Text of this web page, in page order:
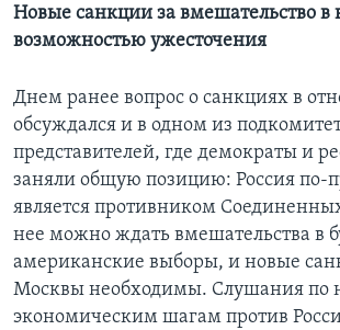
Новые санкции за вмешательство в
возможностью ужесточения
Днем ранее вопрос о санкциях в
обсуждался и в одном из
представителей, где демократы и
заняли общую позицию: Россия по-
является противником
нее можно ждать вмешательства в
американские выборы, и новые
Москвы необходимы. Слушания по
экономическим шагам против